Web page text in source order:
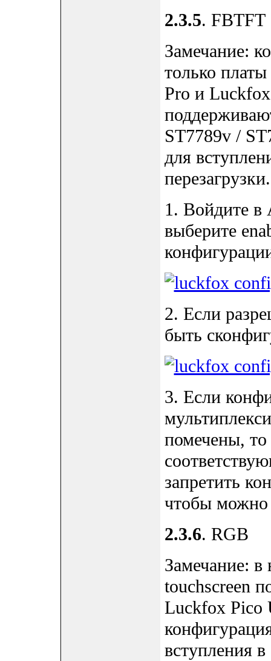
2.3.5. FBTFT
Замечание:
только
Pro и
ST7789v /
для
перезагрузки.
1. Войдите в
выберите
2. Если
быть
3. Если
помечены, то
запретить
чтобы можно
2.3.6. RGB
Замечание:
touchscreen
Luckfox Pico
вступления в